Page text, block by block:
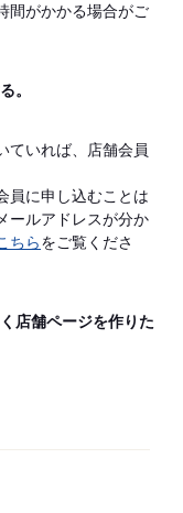
間がかかる場合がご
。
ていれば、店舗会員
員に申し込むことは
ールアドレスが分か
ちらをご覧くださ
店舗ページを作りた